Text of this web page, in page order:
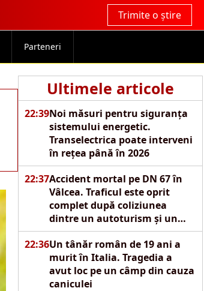
Trimite o știre
Parteneri
Ultimele articole
22:39Noi măsuri pentru siguranța
sistemului energetic.
Transelectrica poate interveni
în rețea până în 2026
22:37Accident mortal pe DN 67 în
Vâlcea. Traficul este oprit
complet după coliziunea
dintre un autoturism și un
autocamion
22:36Un tânăr român de 19 ani a
murit în Italia. Tragedia a
avut loc pe un câmp din cauza
caniculei